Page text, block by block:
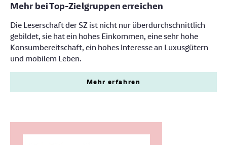
Mehr bei Top-Zielgruppen erreichen
Die Leserschaft der SZ ist nicht nur überdurchschnittlich
gebildet, sie hat ein hohes Einkommen, eine sehr hohe
Konsumbereitschaft, ein hohes Interesse an Luxusgütern
und mobilem Leben.
Mehr erfahren